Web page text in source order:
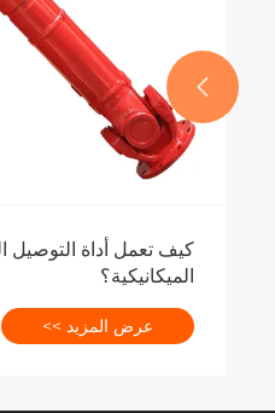
كيف تعمل أداة التوصيل
الميكانيكية؟
عرض المزيد >>
